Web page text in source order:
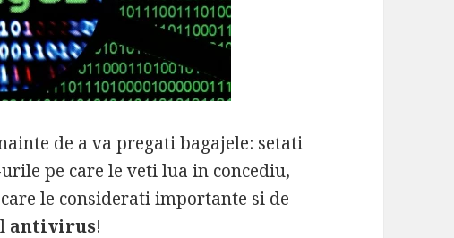
de a va pregati bagajele: setati
pe care le veti lua in concediu,
le considerati importante si de
antivirus!